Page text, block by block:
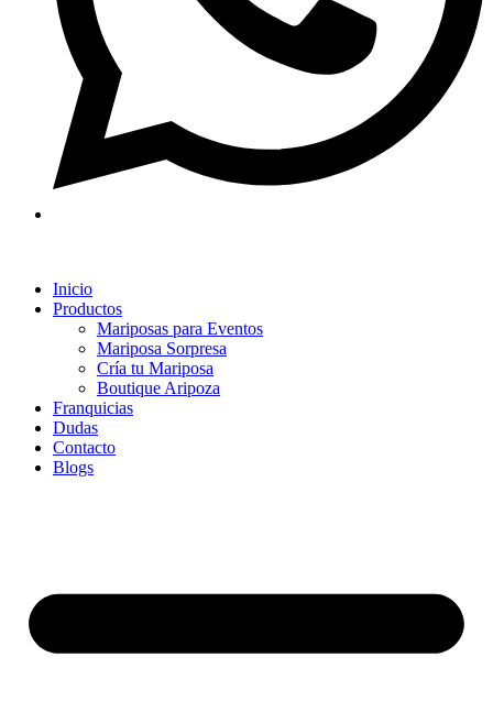
Inicio
Productos
Mariposas para Eventos
Mariposa Sorpresa
Cría tu Mariposa
Boutique Aripoza
Franquicias
Dudas
Contacto
Blogs